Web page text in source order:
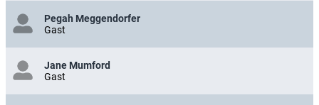
Pegah Meggendorfer
Gast
Jane Mumford
Gast